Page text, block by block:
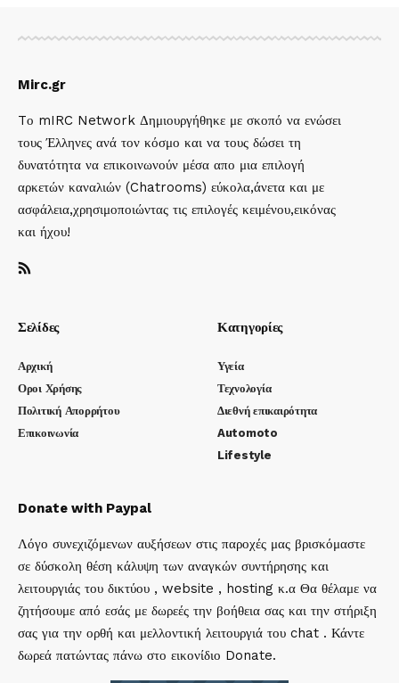
Mirc.gr
Tο mIRC Network Δημιουργήθηκε με σκοπό να ενώσει
τους Έλληνες ανά τον κόσμο και να τους δώσει τη
δυνατότητα να επικοινωνούν μέσα απο μια επιλογή
αρκετών καναλιών (Chatrooms) εύκολα,άνετα και με
ασφάλεια,χρησιμοποιώντας τις επιλογές κειμένου,εικόνας
και ήχου!
Σελίδες
Αρχική
Οροι Χρήσης
Πολιτική Απορρήτου
Επικοινωνία
Κατηγορίες
Υγεία
Τεχνολογία
Διεθνή επικαιρότητα
Automoto
Lifestyle
Donate with Paypal
Λόγο συνεχιζόμενων αυξήσεων στις παροχές μας βρισκόμαστε
σε δύσκολη θέση κάλυψη των αναγκών συντήρησης και
λειτουργιάς του δικτύου , website , hosting κ.α Θα θέλαμε να
ζητήσουμε από εσάς με δωρεές την βοήθεια σας και την στήριξη
σας για την ορθή και μελλοντική λειτουργιά του chat . Κάντε
δωρεά πατώντας πάνω στο εικονίδιο Donate.